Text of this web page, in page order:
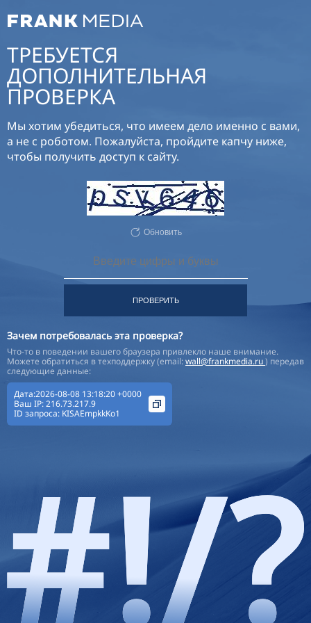
ТРЕБУЕТСЯ
ДОПОЛНИТЕЛЬНАЯ
ПРОВЕРКА
Мы хотим убедиться, что имеем дело именно с вами,
а не с роботом. Пожалуйста, пройдите капчу ниже,
чтобы получить доступ к сайту.
Обновить
ПРОВЕРИТЬ
Зачем потребовалась эта проверка?
Что-то в поведении вашего браузера привлекло наше внимание.
Можете обратиться в техподдержку (email:wall@frankmedia.ru) передав
следующие данные:
Дата:2026-08-08 13:18:20 +0000
Ваш IP:216.73.217.9
ID запроса: KISAEmpkkKo1